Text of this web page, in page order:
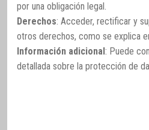
por una obligación legal.
Derechos: Acceder, rectificar y
otros derechos, como se explica
Información adicional : Puede
detallada sobre la protección de